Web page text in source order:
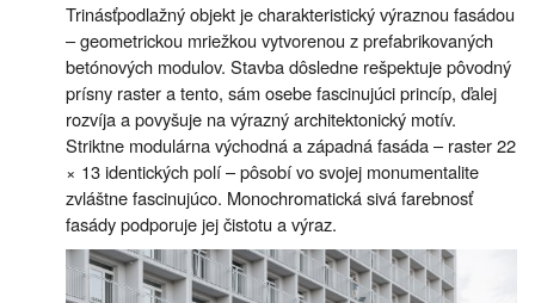
Trinásťpodlažný objekt je charakteristický výraznou fasádou
– geometrickou mriežkou vytvorenou z prefabrikovaných
betónových modulov. Stavba dôsledne rešpektuje pôvodný
prísny raster a tento, sám osebe fascinujúci princíp, ďalej
rozvíja a povyšuje na výrazný architektonický motív.
Striktne modulárna východná a západná fasáda – raster 22
× 13 identických polí – pôsobí vo svojej monumentalite
zvláštne fascinujúco. Monochromatická sivá farebnosť
fasády podporuje jej čistotu a výraz.